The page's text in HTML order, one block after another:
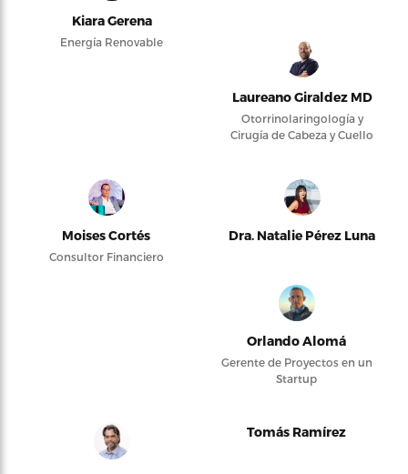
Kiara Gerena
Energía Renovable
Laureano Giraldez MD
Otorrinolaringología y
Cirugía de Cabeza y Cuello
Moises Cortés
Consultor Financiero
Dra. Natalie Pérez Luna
Orlando Alomá
Gerente de Proyectos en un
Startup
Tomás Ramírez